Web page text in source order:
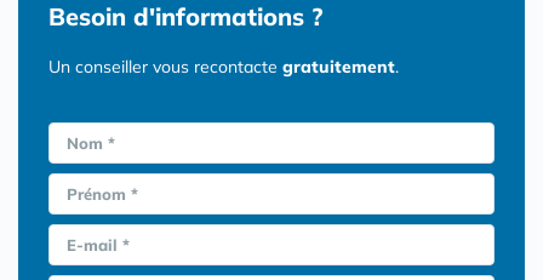
Besoin d'informations ?
Un conseiller vous recontacte gratuitement.
Nom *
Prénom *
E-mail *